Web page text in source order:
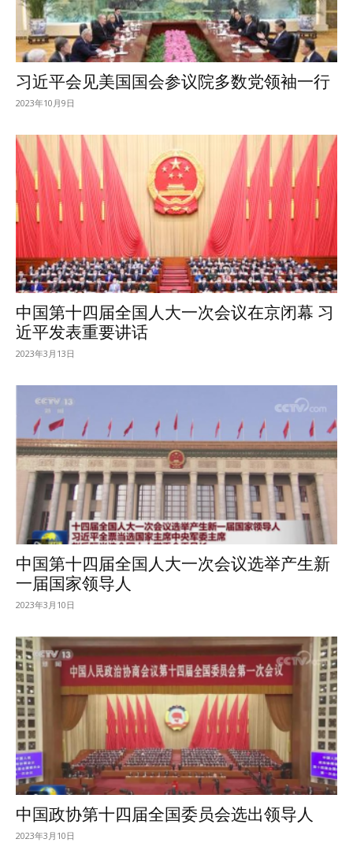
习近平会见美国国会参议院多数党领袖一行
2023年10月9日
中国第十四届全国人大一次会议在京闭幕 习
近平发表重要讲话
2023年3月13日
中国第十四届全国人大一次会议选举产生新
一届国家领导人
2023年3月10日
中国政协第十四届全国委员会选出领导人
2023年3月10日